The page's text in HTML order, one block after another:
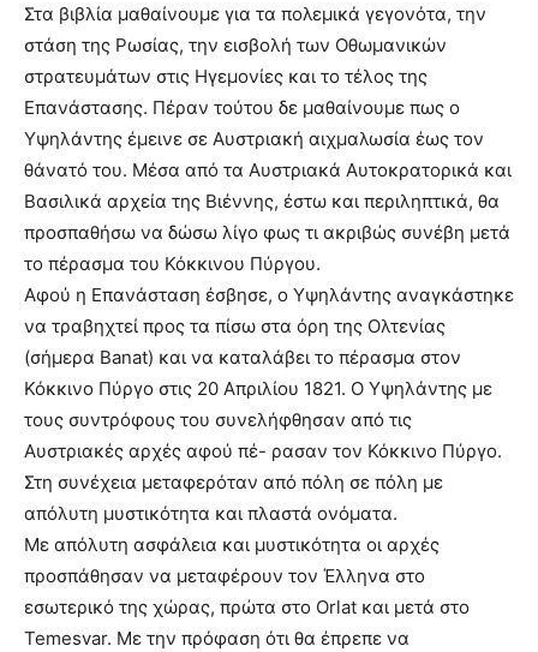
Στα βιβλία μαθαίνουμε για τα πολεμικά γεγονότα, την
στάση της Ρωσίας, την εισβολή των Οθωμανικών
στρατευμάτων στις Ηγεμονίες και το τέλος της
Επανάστασης. Πέραν τούτου δε μαθαίνουμε πως ο
Υψηλάντης έμεινε σε Αυστριακή αιχμαλωσία έως τον
θάνατό του. Μέσα από τα Αυστριακά Αυτοκρατορικά και
Βασιλικά αρχεία της Βιέννης, έστω και περιληπτικά, θα
προσπαθήσω να δώσω λίγο φως τι ακριβώς συνέβη μετά
το πέρασμα του Κόκκινου Πύργου.
Αφού η Επανάσταση έσβησε, ο Υψηλάντης αναγκάστηκε
να τραβηχτεί προς τα πίσω στα όρη της Ολτενίας
(σήμερα Banat) και να καταλάβει το πέρασμα στον
Κόκκινο Πύργο στις 20 Απριλίου 1821. Ο Υψηλάντης με
τους συντρόφους του συνελήφθησαν από τις
Αυστριακές αρχές αφού πέ- ρασαν τον Κόκκινο Πύργο.
Στη συνέχεια μεταφερόταν από πόλη σε πόλη με
απόλυτη μυστικότητα και πλαστά ονόματα.
Με απόλυτη ασφάλεια και μυστικότητα οι αρχές
προσπάθησαν να μεταφέρουν τον Έλληνα στο
εσωτερικό της χώρας, πρώτα στο Orlat και μετά στο
Temesvar. Με την πρόφαση ότι θα έπρεπε να